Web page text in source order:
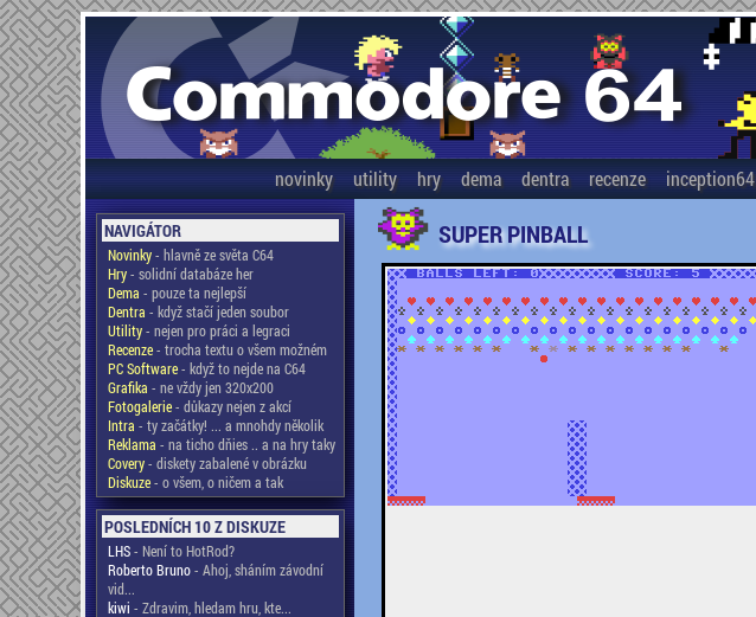
novinky utility hry dema dentra recenze inception64
NAVIGÁTOR
Novinky- hlavně ze světa C64
Hry- solidní databáze her
Dema - pouze ta nejlepší
Dentra - když stačí jeden soubor
Utility- nejen pro práci a legraci
Recenze- trocha textu o všem možném
PC Software- když to nejde na C64
Grafika - ne vždy jen 320x200
Fotogalerie- důkazy nejen z akcí
Intra - ty začátky! ... a mnohdy několik
Reklama - na ticho dňies .. a na hry taky
Covery- diskety zabalené v obrázku
Diskuze- o všem, o ničem a tak
POSLEDNÍCH 10 Z DISKUZE
LHS- Není to HotRod?
Roberto Bruno- Ahoj, sháním závodní
vid...
kiwi - Zdravim, hledam hru, kte...
SUPER PINBALL